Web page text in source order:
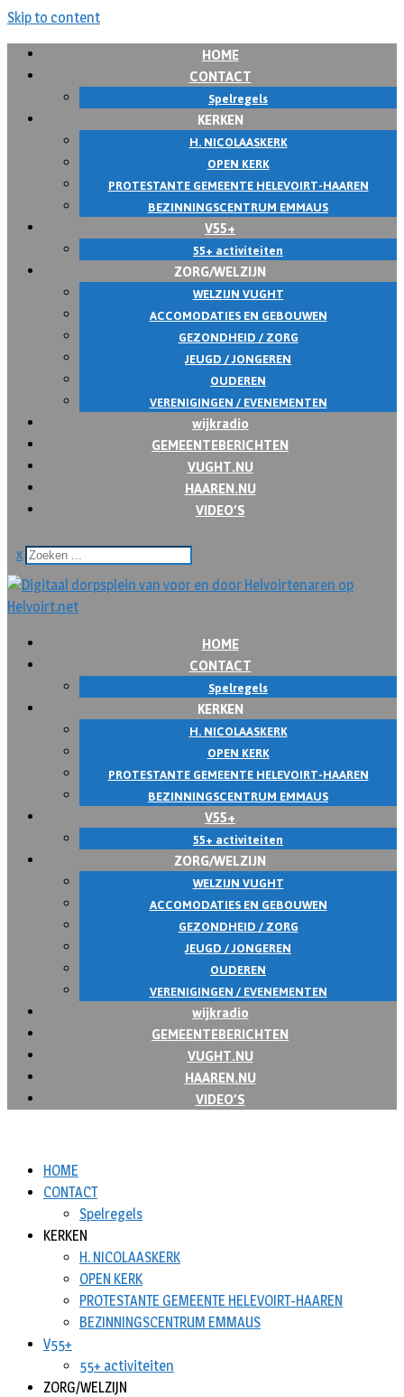
Skip to content
HOME
CONTACT
Spelregels
KERKEN
H. NICOLAASKERK
OPEN KERK
PROTESTANTE GEMEENTE HELEVOIRT-HAAREN
BEZINNINGSCENTRUM EMMAUS
V55+
55+ activiteiten
ZORG/WELZIJN
WELZIJN VUGHT
ACCOMODATIES EN GEBOUWEN
GEZONDHEID / ZORG
JEUGD / JONGEREN
OUDEREN
VERENIGINGEN / EVENEMENTEN
wijkradio
GEMEENTEBERICHTEN
VUGHT.NU
HAAREN.NU
VIDEO’S
x
HOME
CONTACT
Spelregels
KERKEN
H. NICOLAASKERK
OPEN KERK
PROTESTANTE GEMEENTE HELEVOIRT-HAAREN
BEZINNINGSCENTRUM EMMAUS
V55+
55+ activiteiten
ZORG/WELZIJN
WELZIJN VUGHT
ACCOMODATIES EN GEBOUWEN
GEZONDHEID / ZORG
JEUGD / JONGEREN
OUDEREN
VERENIGINGEN / EVENEMENTEN
wijkradio
GEMEENTEBERICHTEN
VUGHT.NU
HAAREN.NU
VIDEO’S
HOME
CONTACT
Spelregels
KERKEN
H. NICOLAASKERK
OPEN KERK
PROTESTANTE GEMEENTE HELEVOIRT-HAAREN
BEZINNINGSCENTRUM EMMAUS
V55+
55+ activiteiten
ZORG/WELZIJN